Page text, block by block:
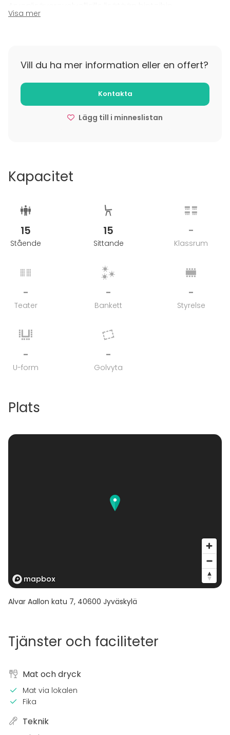
arvonlisävero 24%.
Visa mer
Vill du ha mer information eller en offert?
Kontakta
Lägg till i minneslistan
Kapacitet
15
Stående
15
Sittande
-
Klassrum
-
Teater
-
Bankett
-
Styrelse
-
U-form
-
Golvyta
Plats
Alvar Aallon katu 7, 40600 Jyväskylä
Tjänster och faciliteter
Mat och dryck
Mat via lokalen
Fika
Teknik